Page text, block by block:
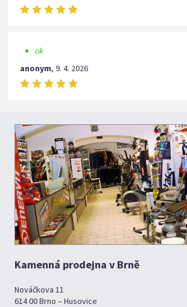
ok
anonym,9. 4. 2026
Kamenná prodejna v Brně
Nováčkova 11
614 00 Brno – Husovice